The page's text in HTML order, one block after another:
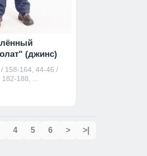
(джинс)
158-164, 44-46 /
188, ...
4 5 6 > >|